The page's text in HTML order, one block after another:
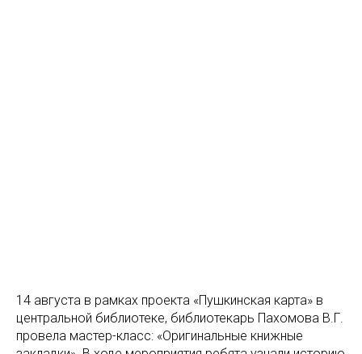
14 августа в рамках проекта «Пушкинская карта» в
центральной библиотеке, библиотекарь Пахомова В.Г.
провела мастер-класс: «Оригинальные книжные